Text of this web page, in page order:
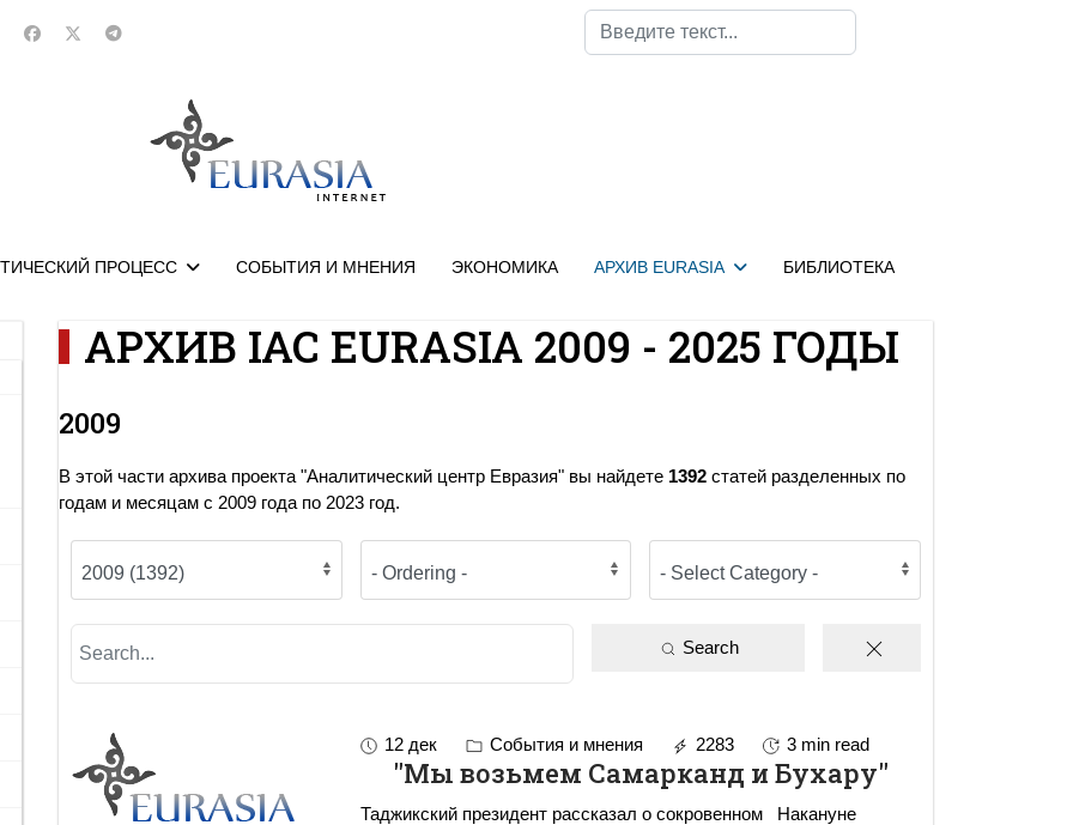
Поиск
ПРОЦЕСС СОБЫТИЯ И МНЕНИЯ ЭКОНОМИКА АРХИВ EURASIA БИБЛИОТЕКА
АРХИВ IAC EURASIA 2009 - 2025 ГОДЫ
2009
В этой части архива проекта "Аналитический центр Евразия" вы найдете 1392 статей разделенных по
годам и месяцам с 2009 года по 2023 год.
Search
12 дек События и мнения 2283 3 min read
"Мы возьмем Самарканд и Бухару"
Таджикский президент рассказал о сокровенном Накануне